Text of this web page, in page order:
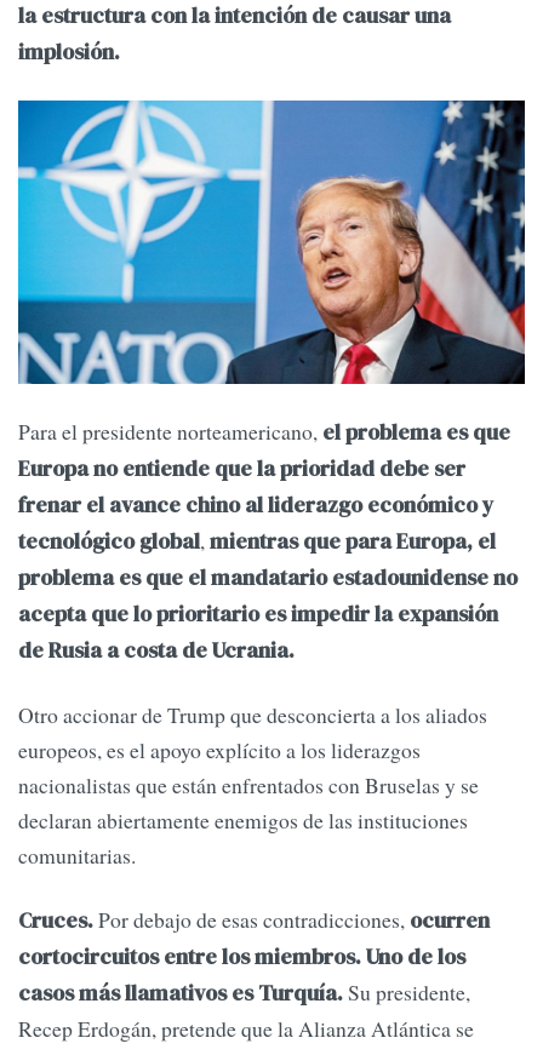
la estructura con la intención de causar una
implosión.
Para el presidente norteamericano, el problema es que
Europa no entiende que la prioridad debe ser
frenar el avance chino al liderazgo económico y
tecnológico global, mientras que para Europa, el
problema es que el mandatario estadounidense no
acepta que lo prioritario es impedir la expansión
de Rusia a costa de Ucrania.
Otro accionar de Trump que desconcierta a los aliados
europeos, es el apoyo explícito a los liderazgos
nacionalistas que están enfrentados con Bruselas y se
declaran abiertamente enemigos de las instituciones
comunitarias.
Cruces.Por debajo de esas contradicciones, ocurren
cortocircuitos entre los miembros. Uno de los
casos más llamativos es Turquía.Su presidente,
Recep Erdogán, pretende que la Alianza Atlántica se